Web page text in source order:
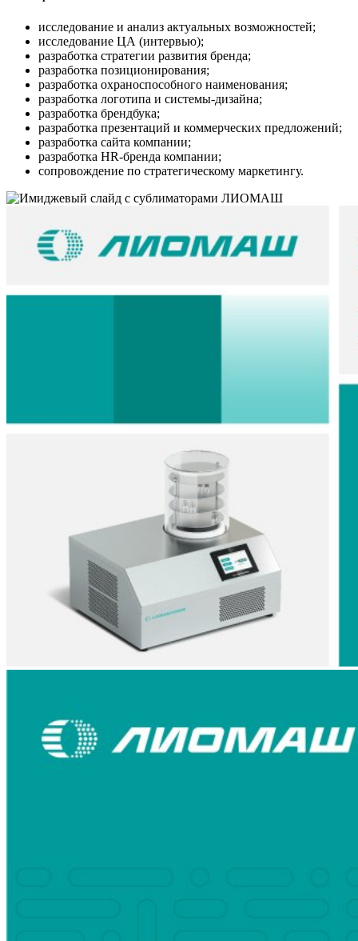
исследование и анализ актуальных возможностей;
исследование ЦА (интервью);
разработка стратегии развития бренда;
разработка позиционирования;
разработка охраноспособного наименования;
разработка логотипа и системы-дизайна;
разработка брендбука;
разработка презентаций и коммерческих предложений;
разработка сайта компании;
разработка HR-бренда компании;
сопровождение по стратегическому маркетингу.